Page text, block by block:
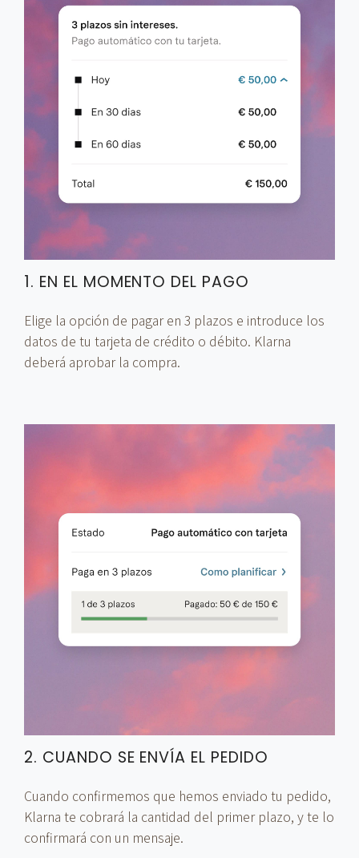
1. EN EL MOMENTO DEL PAGO
Elige la opción de pagar en 3 plazos e introduce los
datos de tu tarjeta de crédito o débito. Klarna
deberá aprobar la compra.
2. CUANDO SE ENVÍA EL PEDIDO
Cuando confirmemos que hemos enviado tu pedido,
Klarna te cobrará la cantidad del primer plazo, y te lo
confirmará con un mensaje.